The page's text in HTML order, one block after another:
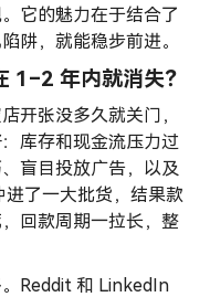
它的魅力在于结合了
阱，就能稳步前进。
1–2 年内就消失？
开张没多久就关门，
库存和现金流压力过
盲目投放广告，以及
了一大批货，结果款
回款周期一拉长，整
Reddit 和 LinkedIn